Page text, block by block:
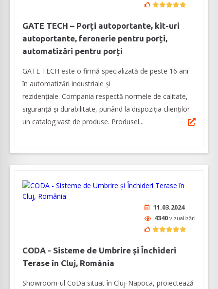
GATE TECH – Porți autoportante, kit-uri
autoportante, feronerie pentru porți,
automatizări pentru porți
GATE TECH este o firmă specializată de peste 16 ani
în automatizări industriale și
rezidențiale. Compania respectă normele de calitate,
siguranță și durabilitate, punând la dispoziția clienților
un catalog vast de produse. Produsel...
11.03.2024
4340 vizualizări
CODA - Sisteme de Umbrire și Închideri
Terase în Cluj, România
Showroom-ul CoDa situat în Cluj-Napoca, proiectează